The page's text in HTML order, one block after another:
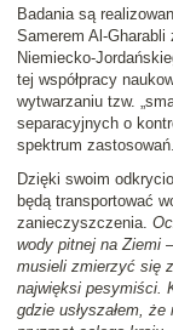
Badania są
Samerem Al-
Niemiecko-
tej współpracy
wytwarzaniu tzw.
separacyjnych o
spektrum zastosowań.
Dzięki swoim
będą transportować
zanieczyszczenia.
wody pitnej na Ziemi
musieli zmierzyć się
najwięksi pesymiści.
gdzie usłyszałem,